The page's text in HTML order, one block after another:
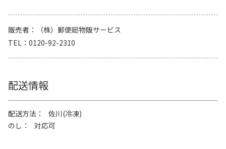
販売者
（株）郵便局物販サービス
TEL
0120-92-2310
配送情報
配送方法
佐川(冷凍)
のし
対応可